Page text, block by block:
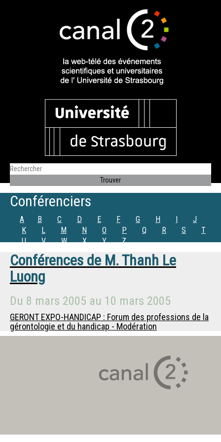
Conférenciers
A B C D E F G H I
J
K
L M N O P Q R S
T
U
V W X Y Z
Conférences de M.Thanh Le
Luong
Du 8 mars 2005 au 10 mars 2005
GERONT EXPO-HANDICAP : Forum des professions de la
gérontologie et du handicap - Modération